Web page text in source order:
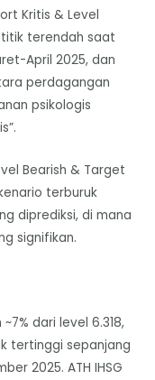
Kritis & Level
titik terendah saat
April 2025, dan
perdagangan
psikologis
Bearish & Target
terburuk
diprediksi, di mana
signifikan.
~7% dari level 6.318,
tertinggi sepanjang
2025. ATH IHSG